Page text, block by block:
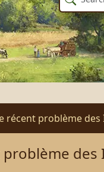
récent problème